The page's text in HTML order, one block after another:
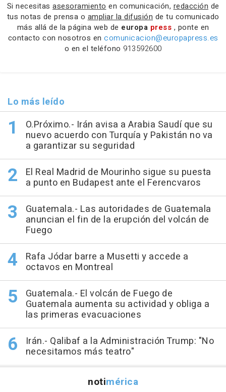
Si necesitas asesoramiento en comunicación, redacción de
tus notas de prensa o ampliar la difusión de tu comunicado
más allá de la página web de europa press , ponte en
contacto con nosotros en comunicacion@europapress.es
o en el teléfono 913592600
Lo más leído
O.Próximo.- Irán avisa a Arabia Saudí que su
nuevo acuerdo con Turquía y Pakistán no va
a garantizar su seguridad
El Real Madrid de Mourinho sigue su puesta
a punto en Budapest ante el Ferencvaros
Guatemala.- Las autoridades de Guatemala
anuncian el fin de la erupción del volcán de
Fuego
Rafa Jódar barre a Musetti y accede a
octavos en Montreal
Guatemala.- El volcán de Fuego de
Guatemala aumenta su actividad y obliga a
las primeras evacuaciones
Irán.- Qalibaf a la Administración Trump: "No
necesitamos más teatro"
notimérica